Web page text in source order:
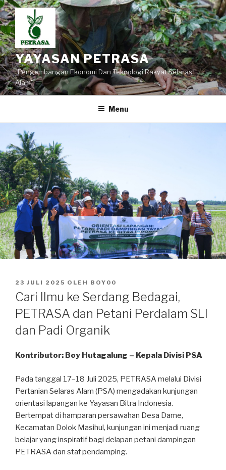
Lompat
ke
konten
YAYASAN PETRASA
"Pengembangan Ekonomi Dan Teknologi Rakyat Selaras
Alam"
Menu
DIPOSKAN
PADA
23 JULI 2025 OLEH BOY00
Cari Ilmu ke Serdang Bedagai,
PETRASA dan Petani Perdalam SLI
dan Padi Organik
Kontributor: Boy Hutagalung – Kepala Divisi PSA
Pada tanggal 17–18 Juli 2025, PETRASA melalui Divisi
Pertanian Selaras Alam (PSA) mengadakan kunjungan
orientasi lapangan ke Yayasan Bitra Indonesia.
Bertempat di hamparan persawahan Desa Dame,
Kecamatan Dolok Masihul, kunjungan ini menjadi ruang
belajar yang inspiratif bagi delapan petani dampingan
PETRASA dan staf pendamping.